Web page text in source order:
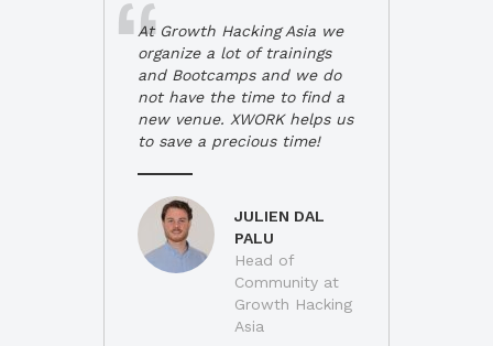
At Growth Hacking Asia we
organize a lot of trainings
and Bootcamps and we do
not have the time to find a
new venue. XWORK helps us
to save a precious time!
JULIEN DAL
PALU
Head of
Community at
Growth Hacking
Asia